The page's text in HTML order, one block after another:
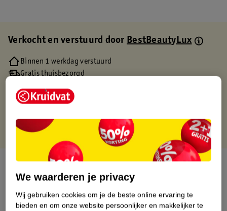
Verkocht en verstuurd doorBestBeautyLux
Binnen 1 werkdag verstuurd
Gratis thuisbezorgd
Gratis punten met je Kruidvat kaart
Over dit product
We waarderen je privacy
Wij gebruiken cookies om je de beste online ervaring te
bieden en om onze website persoonlijker en makkelijker te